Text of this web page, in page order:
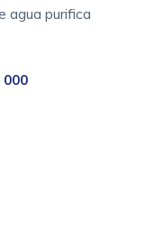
agua purifica
000